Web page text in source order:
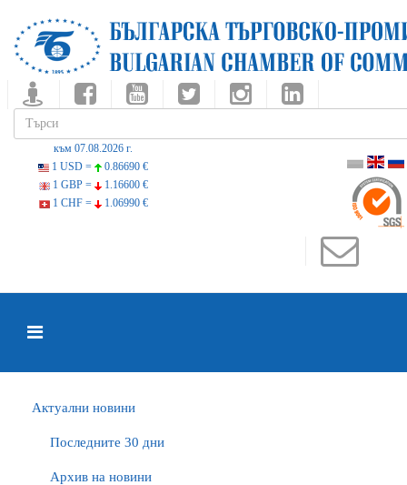
към 07.08.2026 г.
1 USD =
0.86690 €
1 GBP =
1.16600 €
1 CHF =
1.06990 €
Актуални новини
Последните 30 дни
Архив на новини